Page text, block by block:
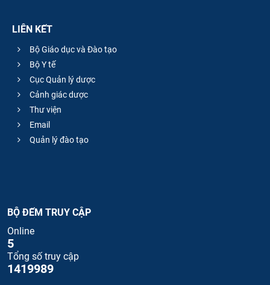
LIÊN KẾT
Bộ Giáo dục và Đào tạo
Bộ Y tế
Cục Quản lý dược
Cảnh giác dược
Thư viện
Email
Quản lý đào tạo
BỘ ĐẾM TRUY CẬP
Online
5
Tổng số truy cập
1419989